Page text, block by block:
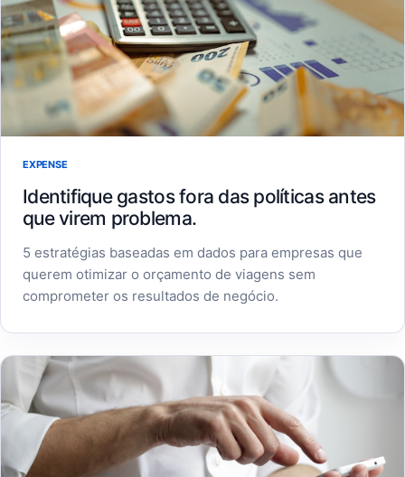
EXPENSE
Identifique gastos fora das políticas antes
que virem problema.
5 estratégias baseadas em dados para empresas que
querem otimizar o orçamento de viagens sem
comprometer os resultados de negócio.